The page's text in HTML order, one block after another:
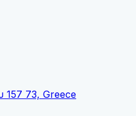
73, Greece